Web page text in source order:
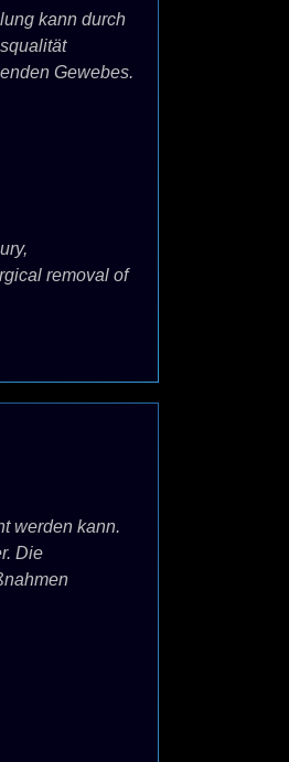
kann durch
Gewebes.
removal of
werden kann.
Die